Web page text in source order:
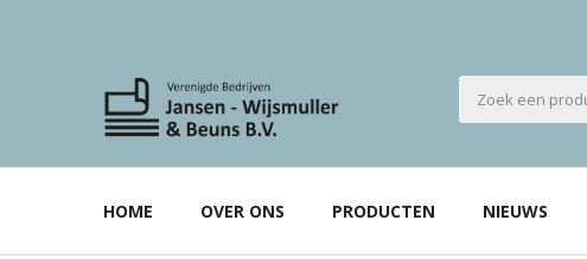
HOME OVER ONS PRODUCTEN NIEUWS